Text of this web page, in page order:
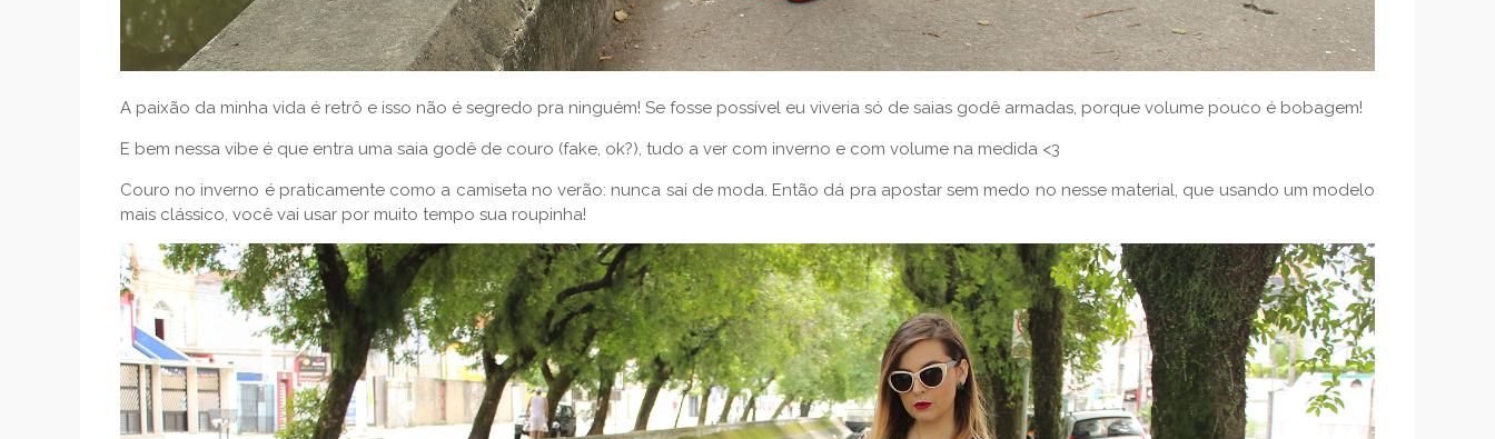
A paixão da minha vida é retrô e isso não é segredo pra ninguém! Se fosse possível eu viveria só de saias godê armadas, porque volume pouco é bobagem!
E bem nessa vibe é que entra uma saia godê de couro (fake, ok?), tudo a ver com inverno e com volume na medida <3
Couro no inverno é praticamente como a camiseta no verão: nunca sai de moda. Então dá pra apostar sem medo no nesse material, que usando um modelo
mais clássico, você vai usar por muito tempo sua roupinha!